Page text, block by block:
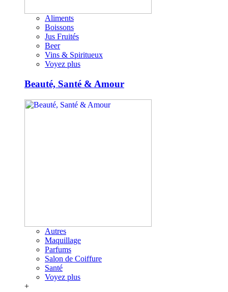
Aliments
Boissons
Jus Fruités
Beer
Vins & Spiritueux
Voyez plus
Beauté, Santé & Amour
Autres
Maquillage
Parfums
Salon de Coiffure
Santé
Voyez plus
+